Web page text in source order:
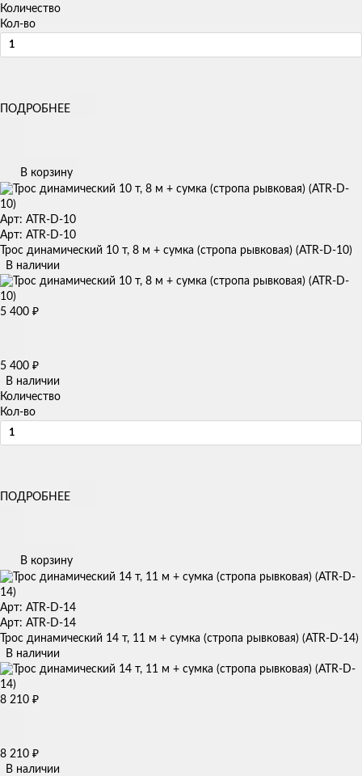
Количество
Кол-во
ПОДРОБНЕЕ
В корзину
Арт: ATR-D-10
Арт: ATR-D-10
Трос динамический 10 т, 8 м + сумка (стропа рывковая) (ATR-D-10)
В наличии
5 400 ₽
5 400 ₽
В наличии
Количество
Кол-во
ПОДРОБНЕЕ
В корзину
Арт: ATR-D-14
Арт: ATR-D-14
Трос динамический 14 т, 11 м + сумка (стропа рывковая) (ATR-D-14)
В наличии
8 210 ₽
8 210 ₽
В наличии